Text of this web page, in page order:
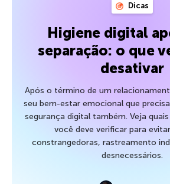
Dicas
Higiene digital
separação: o que
desativar
Após o término de um
seu bem-estar emocional que
segurança digital também. Veja
você deve verificar para
constrangedoras, rastreamento
desnecessários.